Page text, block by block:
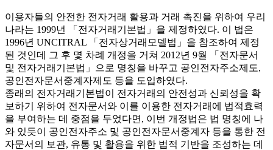
이용자들의 안전한 전자거래 활용과 거래 촉진을 위하여 우리
나라는 1999년 「전자거래기본법」을 제정하였다. 이 법은
1996년 UNCITRAL 「전자상거래모델법」을 참조하여 제정
된 것인데 그 후 몇 차례 개정을 거쳐 2012년 9월 「전자문서
및 전자거래기본법」으로 명칭을 바꾸고 공인전자주소제도,
공인전자문서중계자제도 등을 도입하였다.
종래의 전자거래기본법이 전자거래의 안전성과 신뢰성을 확
보하기 위하여 전자문서와 이를 이용한 전자거래에 법적효력
을 부여하는 데 중점을 두었다면, 이번 개정법은 법 명칭에 나
와 있듯이 공인전자주소 및 공인전자문서중계자 등을 통한 전
자문서의 보관, 유통 및 활용을 위한 법적 기반을 조성하는 데